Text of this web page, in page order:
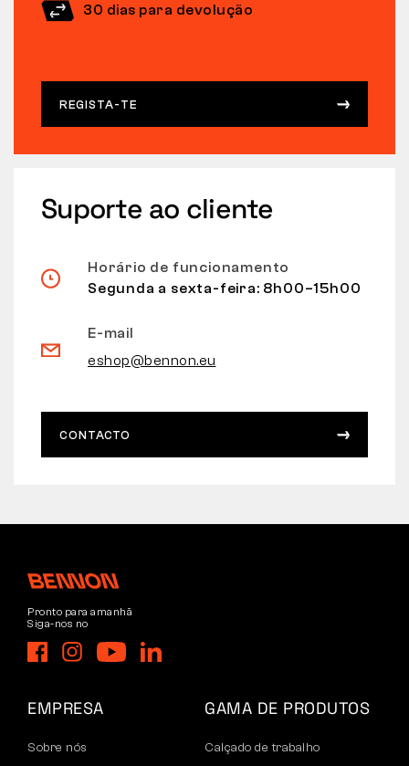
30 dias para devolução
REGISTA-TE
Suporte ao cliente
Horário de funcionamento
Segunda a sexta-feira: 8h00–15h00
E-mail
eshop@bennon.eu
CONTACTO
Pronto para amanhã
Siga-nos no
EMPRESA
Sobre nós
GAMA DE PRODUTOS
Calçado de trabalho